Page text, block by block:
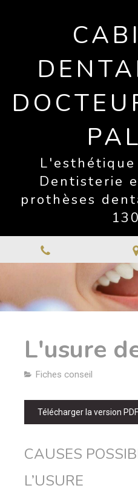
Dentisterie
prothèses
L'usure
Fiches conseil
Télécharger la version PDF
CAUSES
L’USURE